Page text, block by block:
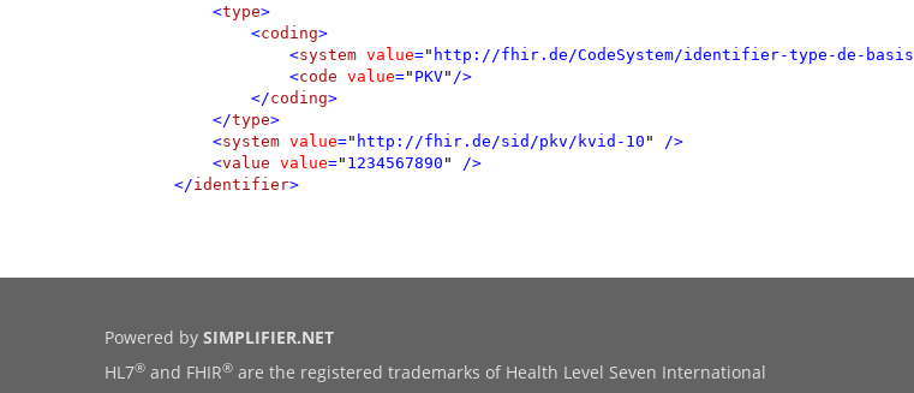
<type>
<coding>
<system value=" http://fhir.de/CodeSystem/identifier-type-de-basis
<code value=" PKV" />
</coding>
</type>
<system value=" http://fhir.de/sid/pkv/kvid-10 "
/>
<value value=" 1234567890 "
/>
</identifier>
Powered by SIMPLIFIER.NET
HL7® and FHIR® are the registered trademarks of Health Level Seven International